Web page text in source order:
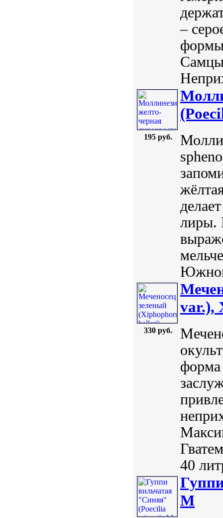
–
195 руб.
лиры.
330 руб.
var.),
форма
40
M